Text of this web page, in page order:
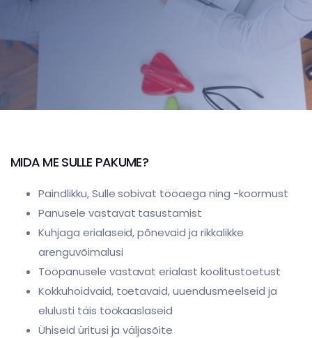
MIDA ME SULLE PAKUME?
Paindlikku, Sulle sobivat tööaega ning -koormust
Panusele vastavat tasustamist
Kuhjaga erialaseid, põnevaid ja rikkalikke
arenguvõimalusi
Tööpanusele vastavat erialast koolitustoetust
Kokkuhoidvaid, toetavaid, uuendusmeelseid ja
elulusti täis töökaaslaseid
Ühiseid üritusi ja väljasõite